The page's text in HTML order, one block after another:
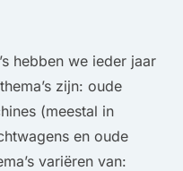
hebben we ieder jaar
zijn: oude
(meestal in
en oude
variëren van: